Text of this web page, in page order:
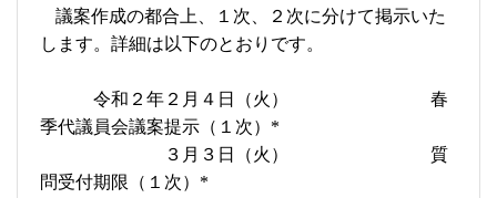
議案作成の都合上、１次、２次に分けて掲示いた
します。詳細は以下のとおりです。
令和２年２月４日（火） 春
季代議員会議案提示（１次） *
３月３日（火） 質
問受付期限（１次） *